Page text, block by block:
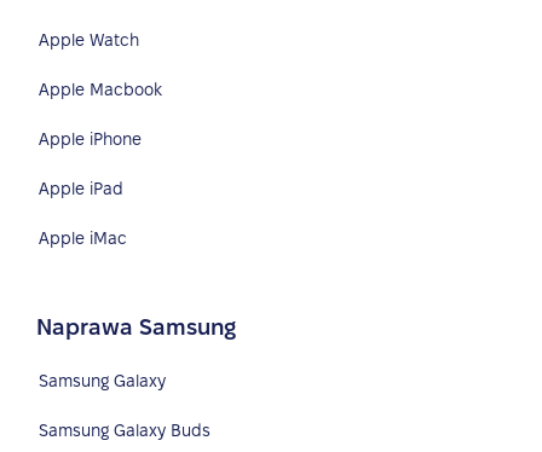
Apple Watch
Apple Macbook
Apple iPhone
Apple iPad
Apple iMac
Naprawa Samsung
Samsung Galaxy
Samsung Galaxy Buds